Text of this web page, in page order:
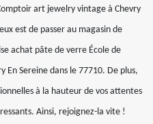
art jewelry vintage à Chevry
est de passer au magasin de
achat pâte de verre École de
En Sereine dans le 77710. De plus,
à la hauteur de vos attentes
Ainsi, rejoignez-la vite !